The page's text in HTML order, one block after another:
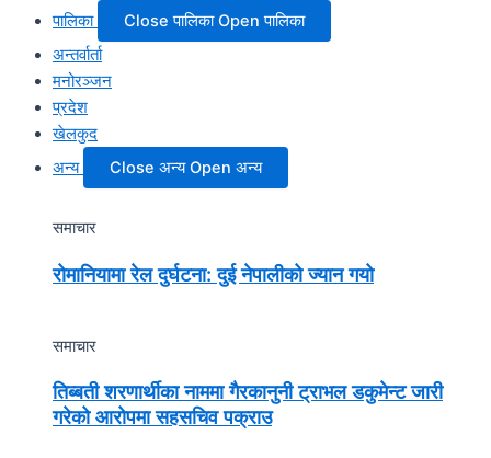
पालिका
Close पालिका Open पालिका
अन्तर्वार्ता
मनोरञ्जन
प्रदेश
खेलकुद
अन्य
Close अन्य Open अन्य
समाचार
रोमानियामा रेल दुर्घटना: दुई नेपालीको ज्यान गयो
समाचार
तिब्बती शरणार्थीका नाममा गैरकानुनी ट्राभल डकुमेन्ट जारी
गरेको आरोपमा सहसचिव पक्राउ